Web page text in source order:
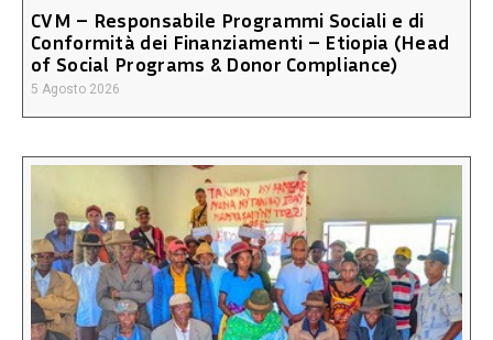
CVM – Responsabile Programmi Sociali e di
Conformità dei Finanziamenti – Etiopia (Head
of Social Programs & Donor Compliance)
5 Agosto 2026